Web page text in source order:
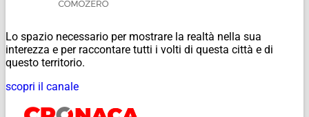
Lo spazio necessario per mostrare la realtà nella sua
interezza e per raccontare tutti i volti di questa città e di
questo territorio.
scopri il canale